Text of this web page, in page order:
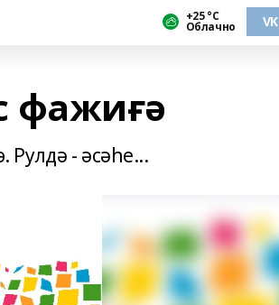
+25 °С
Облачно VK
фажиғә
Рулдә - әсәһе...